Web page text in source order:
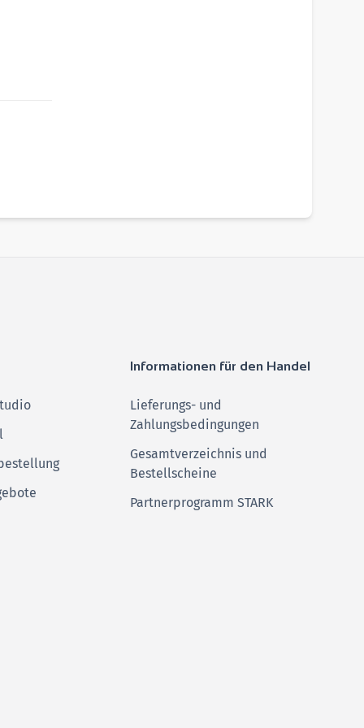
Informationen für den Handel
Lieferungs- und
Zahlungsbedingungen
Gesamtverzeichnis und
Bestellscheine
Partnerprogramm STARK